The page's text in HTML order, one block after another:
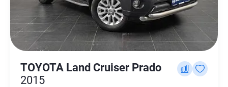
TOYOTA Land Cruiser Prado
2015